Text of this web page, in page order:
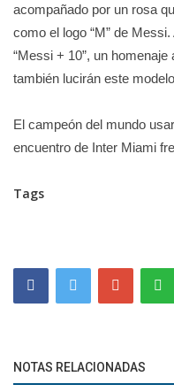
acompañado por un rosa
como el logo “M” de
“Messi + 10”, un
también lucirán este
El campeón del mundo
encuentro de Inter Miami
Tags
NOTAS RELACIONADAS